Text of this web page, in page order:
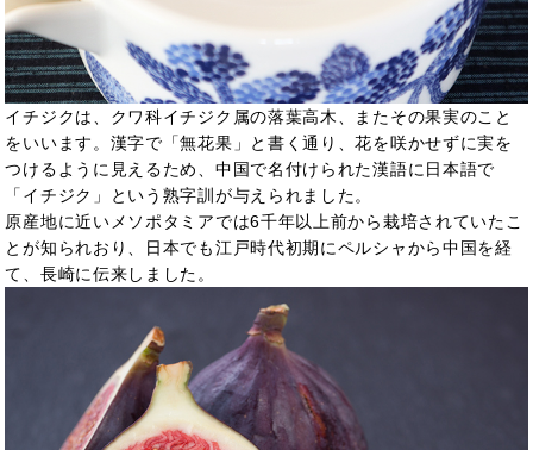
イチジクは、クワ科イチジク属の落葉高木、またその果実のこと
をいいます。漢字で「無花果」と書く通り、花を咲かせずに実を
つけるように見えるため、中国で名付けられた漢語に日本語で
「イチジク」という熟字訓が与えられました。
原産地に近いメソポタミアでは6千年以上前から栽培されていたこ
とが知られおり、日本でも江戸時代初期にペルシャから中国を経
て、長崎に伝来しました。